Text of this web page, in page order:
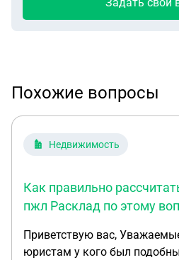
Похожие вопросы
Недвижимость
Как правильно
пжл Расклад по этому
Приветствую вас, Уважаемые
юристам у кого был подобный опыт.